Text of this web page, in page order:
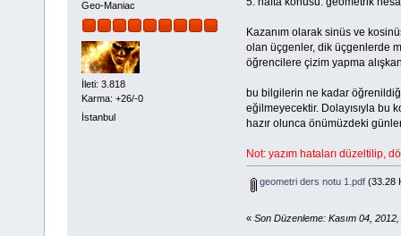
Geo-Maniac
İleti: 3.818
Karma: +26/-0
İstanbul
Kazanım olarak sinüs ve
olan üçgenler, dik üçgenlerde
öğrencilere çizim yapma
bu bilgilerin ne kadar
eğilmeyecektir. Dolayısıyla bu
hazır olunca önümüzdeki
Not: yazım hataları düzeltilip,
geometri ders notu 1.pdf(33.28
« Son Düzenleme: Kasım 04,